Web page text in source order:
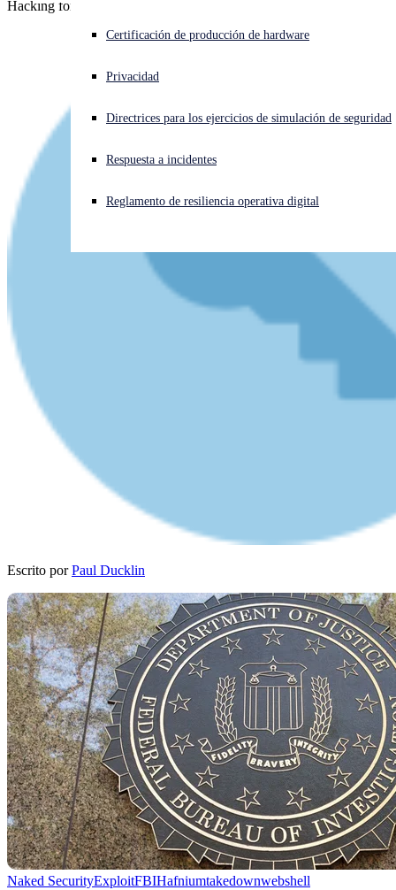
¿Está sufriendo un ciberataque? Obtenga ayuda ahora mismo
Open search
Open language switcher
Certificación de producción de hardware
Privacidad
Directrices para los ejercicios de simulación de seguridad
Respuesta a incidentes
Reglamento de resiliencia operativa digital
Hacking for good! A judge said I could!
Escrito por Paul Ducklin
Naked SecurityExploitFBIHafniumtakedownwebshell